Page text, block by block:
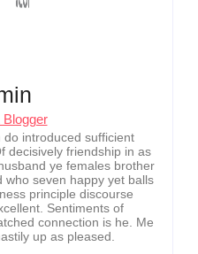
introduced sufficient
decisively friendship in as
ye females brother
seven happy yet balls
principle discourse
Sentiments of
connection is he. Me
up as pleased.